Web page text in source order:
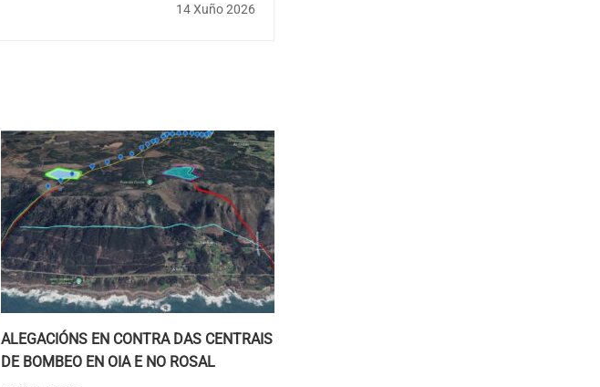
14 Xuño 2026
ALEGACIÓNS EN CONTRA DAS CENTRAIS
DE BOMBEO EN OIA E NO ROSAL